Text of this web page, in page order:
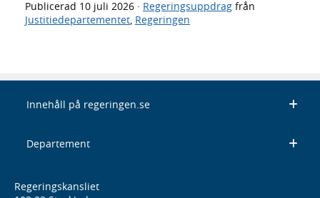
Publicerad 10 juli 2026 · Regeringsuppdrag från
Justitiedepartementet, Regeringen
Innehåll på regeringen.se
Departement
Regeringskansliet